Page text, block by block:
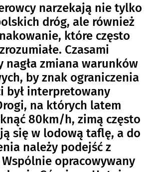
narzekają nie tylko
dróg, ale również
które często
Czasami
nagła zmiana warunków
by znak ograniczenia
był interpretowany
na których latem
80km/h, zimą często
się w lodową taflę, a do
należy podejść z
opracowywany